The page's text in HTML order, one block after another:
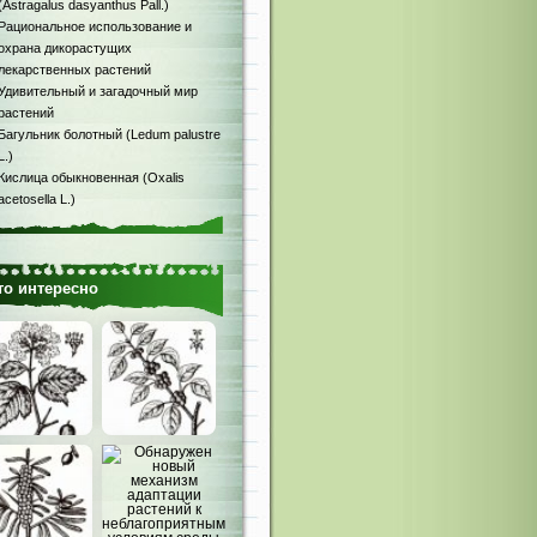
dasyanthus Pall.)
использование и
дикорастущих
растений
и загадочный мир
болотный (Ledum palustre
обыкновенная (Oxalis
L.)
интересно